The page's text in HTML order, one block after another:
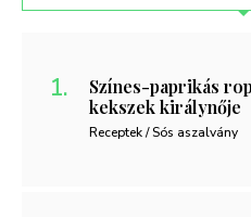
Színes-paprikás
kekszek királynője
Receptek / Sós aszalvány